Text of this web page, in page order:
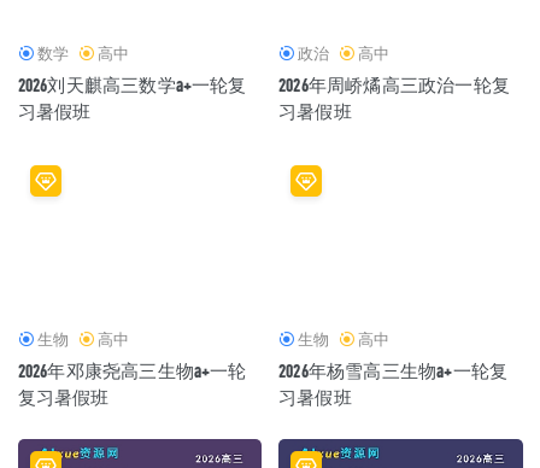
数学 高中
2026刘天麒高三数学a+一轮复
习暑假班
政治 高中
2026年周峤燏高三政治一轮复
习暑假班
生物 高中
2026年邓康尧高三生物a+一轮
复习暑假班
生物 高中
2026年杨雪高三生物a+一轮复
习暑假班